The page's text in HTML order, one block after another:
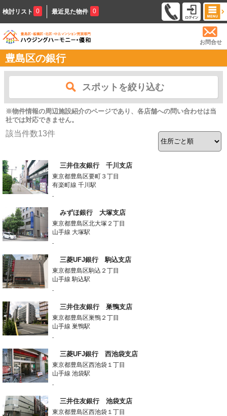
検討リスト 0 最近見た物件 0
お問合せ
豊島区の銀行
スポットを絞り込む
※物件情報の周辺施設紹介のページであり、各店舗への問い合わせは当
社では対応できません。
該当件数13件
三井住友銀行 千川支店
東京都豊島区要町３丁目
有楽町線 千川駅
-
みずほ銀行 大塚支店
東京都豊島区北大塚２丁目
山手線 大塚駅
-
三菱UFJ銀行 駒込支店
東京都豊島区駒込２丁目
山手線 駒込駅
-
三井住友銀行 巣鴨支店
東京都豊島区巣鴨２丁目
山手線 巣鴨駅
-
三菱UFJ銀行 西池袋支店
東京都豊島区西池袋１丁目
山手線 池袋駅
-
三井住友銀行 池袋支店
東京都豊島区西池袋１丁目